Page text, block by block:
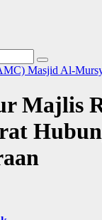
Masjid Al-
Majlis